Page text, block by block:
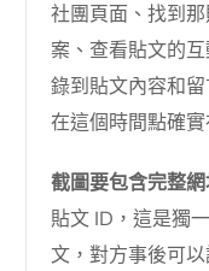
社團頁面、找到
案、查看貼文的
錄到貼文內容和
在這個時間點確
截圖要包含完整網
貼文 ID，這是獨
文，對方事後可